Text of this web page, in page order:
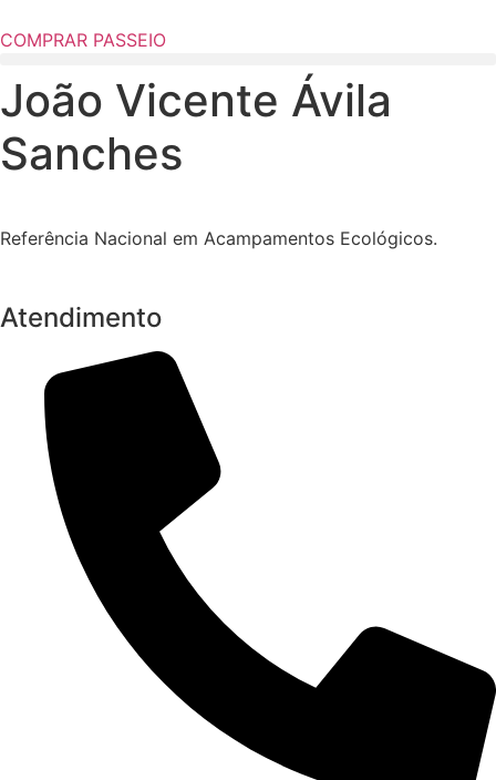
COMPRAR PASSEIO
João Vicente Ávila
Sanches
Referência Nacional em Acampamentos Ecológicos.
Atendimento